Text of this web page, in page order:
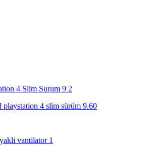
playstation 4 slim sürüm 9.60